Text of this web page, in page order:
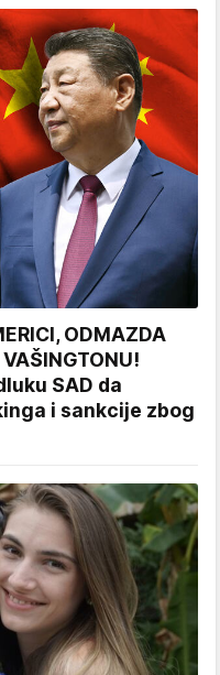
ODMAZDA
SAD da
i sankcije zbog